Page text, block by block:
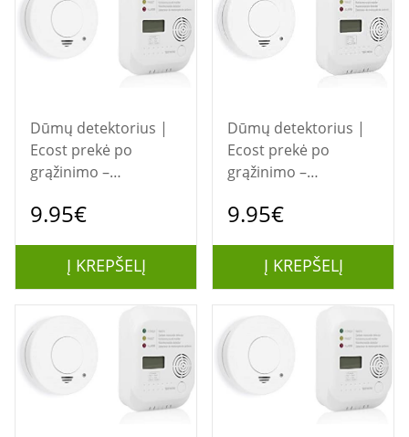
Dūmų detektorius |
Ecost prekė po
grąžinimo –
FSE‑19203 dūmų ir CO
(baltas, 1 vnt.)
9.95€
Į KREPŠELĮ
Dūmų detektorius |
Ecost prekė po
grąžinimo –
FSE‑19203 dūmų ir CO
(baltas, 1 vnt.)
9.95€
Į KREPŠELĮ